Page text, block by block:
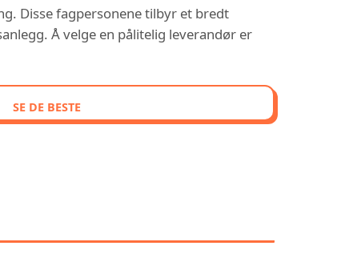
Disse fagpersonene tilbyr et bredt
Å velge en pålitelig leverandør er
SE DE BESTE